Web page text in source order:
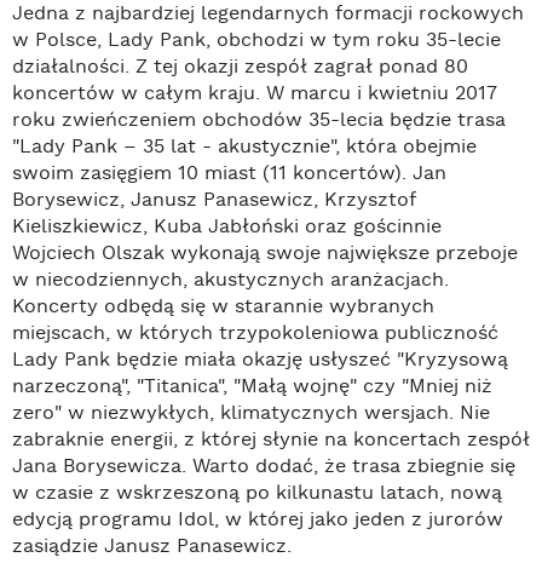
Jedna z najbardziej legendarnych formacji rockowych
w Polsce, Lady Pank, obchodzi w tym roku 35-lecie
działalności. Z tej okazji zespół zagrał ponad 80
koncertów w całym kraju. W marcu i kwietniu 2017
roku zwieńczeniem obchodów 35-lecia będzie trasa
"Lady Pank – 35 lat - akustycznie", która obejmie
swoim zasięgiem 10 miast (11 koncertów). Jan
Borysewicz, Janusz Panasewicz, Krzysztof
Kieliszkiewicz, Kuba Jabłoński oraz gościnnie
Wojciech Olszak wykonają swoje największe przeboje
w niecodziennych, akustycznych aranżacjach.
Koncerty odbędą się w starannie wybranych
miejscach, w których trzypokoleniowa publiczność
Lady Pank będzie miała okazję usłyszeć "Kryzysową
narzeczoną", "Titanica", "Małą wojnę" czy "Mniej niż
zero" w niezwykłych, klimatycznych wersjach. Nie
zabraknie energii, z której słynie na koncertach zespół
Jana Borysewicza. Warto dodać, że trasa zbiegnie się
w czasie z wskrzeszoną po kilkunastu latach, nową
edycją programu Idol, w której jako jeden z jurorów
zasiądzie Janusz Panasewicz.